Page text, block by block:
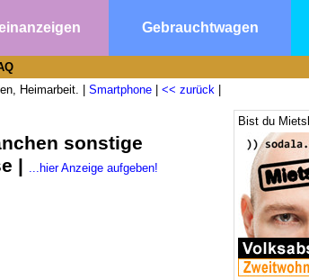
Gebrauchtwagen
Heimarbeit. | Smartphone << zurück
sonstige
| ...hier Anzeige aufgeben!
Bist du